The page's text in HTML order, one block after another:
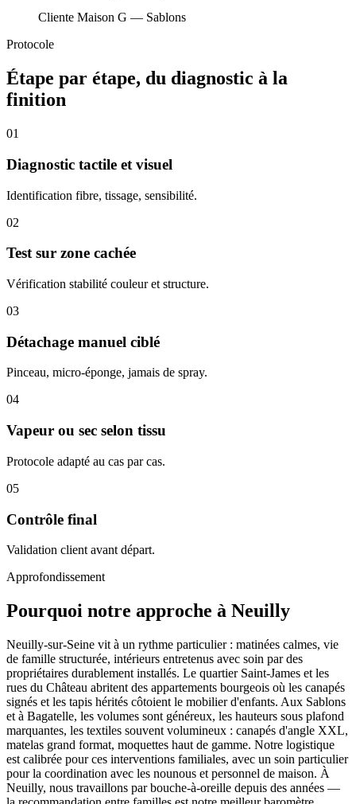
Cliente Maison G — Sablons
Protocole
Étape par étape, du diagnostic à la
finition
01
Diagnostic tactile et visuel
Identification fibre, tissage, sensibilité.
02
Test sur zone cachée
Vérification stabilité couleur et structure.
03
Détachage manuel ciblé
Pinceau, micro-éponge, jamais de spray.
04
Vapeur ou sec selon tissu
Protocole adapté au cas par cas.
05
Contrôle final
Validation client avant départ.
Approfondissement
Pourquoi notre approche à Neuilly
Neuilly-sur-Seine vit à un rythme particulier : matinées calmes, vie
de famille structurée, intérieurs entretenus avec soin par des
propriétaires durablement installés. Le quartier Saint-James et les
rues du Château abritent des appartements bourgeois où les canapés
signés et les tapis hérités côtoient le mobilier d'enfants. Aux Sablons
et à Bagatelle, les volumes sont généreux, les hauteurs sous plafond
marquantes, les textiles souvent volumineux : canapés d'angle XXL,
matelas grand format, moquettes haut de gamme. Notre logistique
est calibrée pour ces interventions familiales, avec un soin particulier
pour la coordination avec les nounous et personnel de maison. À
Neuilly, nous travaillons par bouche-à-oreille depuis des années —